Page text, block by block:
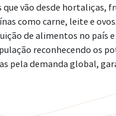
vão desde hortaliças,
como carne, leite e ovos.
de alimentos no país
reconhecendo os
pela demanda global,